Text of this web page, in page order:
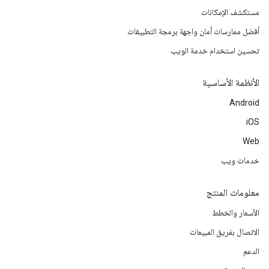
مستكشف الإمكانات
أفضل ممارسات أمان واجهة برمجة التطبيقات
تحسين استخدام خدمة الويب
الأنظمة الأساسية
Android
iOS
Web
خدمات ويب
معلومات المنتج
الأسعار والخطط
الاتصال بفريق المبيعات
الدعم